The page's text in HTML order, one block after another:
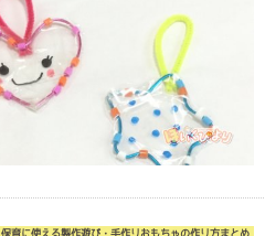
保育に使える製作遊び・手作りおもちゃの作り方まとめ